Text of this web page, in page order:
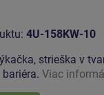
4U-158KW-10
strieška v
bariéra. Viac